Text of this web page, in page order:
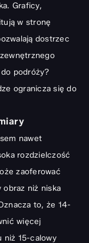
Graficy,
w stronę
dostrzec
podróży?
ogranicza się do
nawet
rozdzielczość
zaoferować
obraz niż niska
to, że 14-
więcej
niż 15-calowy